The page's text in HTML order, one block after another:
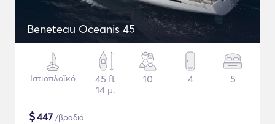
Beneteau Oceanis 45
Ιστιοπλοϊκό
45 ft
14 μ.
10 4 5
$447 /βραδιά